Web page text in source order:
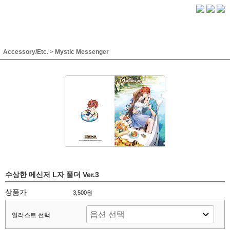
Accessory/Etc. > Mystic Messenger
수상한 메신저 L자 폴더 Ver.3
상품가 3,500원
일러스트 선택